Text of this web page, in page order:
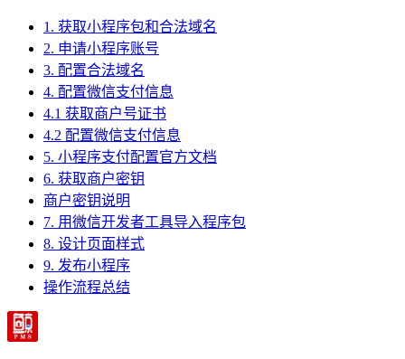
1. 获取小程序包和合法域名
2. 申请小程序账号
3. 配置合法域名
4. 配置微信支付信息
4.1 获取商户号证书
4.2 配置微信支付信息
5. 小程序支付配置官方文档
6. 获取商户密钥
商户密钥说明
7. 用微信开发者工具导入程序包
8. 设计页面样式
9. 发布小程序
操作流程总结